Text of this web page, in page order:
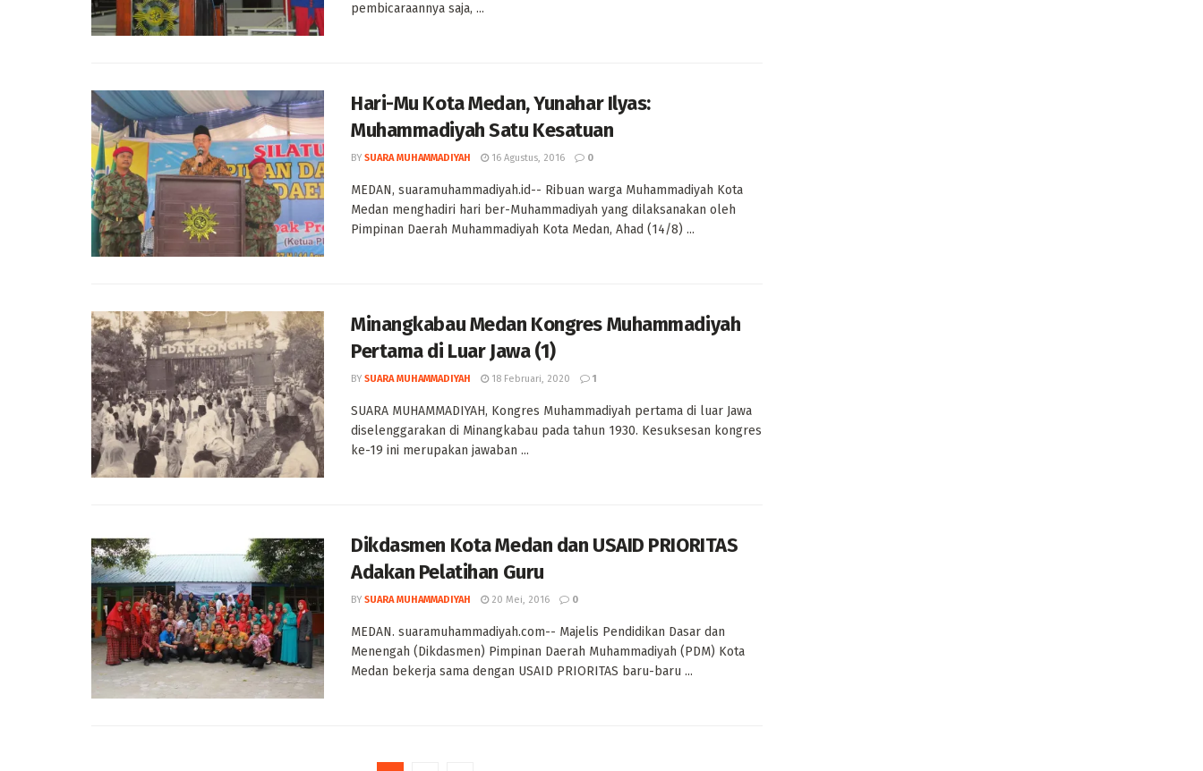
pembicaraannya saja, ...
Hari-Mu Kota Medan, Yunahar Ilyas:
Muhammadiyah Satu Kesatuan
BY SUARA MUHAMMADIYAH 16 Agustus, 2016 0
MEDAN, suaramuhammadiyah.id-- Ribuan warga Muhammadiyah Kota
Medan menghadiri hari ber-Muhammadiyah yang dilaksanakan oleh
Pimpinan Daerah Muhammadiyah Kota Medan, Ahad (14/8) ...
Minangkabau Medan Kongres Muhammadiyah
Pertama di Luar Jawa (1)
BY SUARA MUHAMMADIYAH 18 Februari, 2020 1
SUARA MUHAMMADIYAH, Kongres Muhammadiyah pertama di luar Jawa
diselenggarakan di Minangkabau pada tahun 1930. Kesuksesan kongres
ke-19 ini merupakan jawaban ...
Dikdasmen Kota Medan dan USAID PRIORITAS
Adakan Pelatihan Guru
BY SUARA MUHAMMADIYAH 20 Mei, 2016 0
MEDAN. suaramuhammadiyah.com-- Majelis Pendidikan Dasar dan
Menengah (Dikdasmen) Pimpinan Daerah Muhammadiyah (PDM) Kota
Medan bekerja sama dengan USAID PRIORITAS baru-baru ...